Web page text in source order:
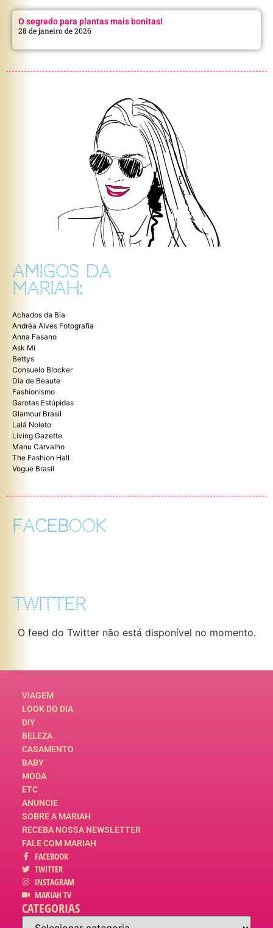
O segredo para plantas mais bonitas!
28 de janeiro de 2026
AMIGOS DA
MARIAH:
Achados da Bia
Andréa Alves Fotografia
Anna Fasano
Ask Mi
Bettys
Consuelo Blocker
Dia de Beaute
Fashionismo
Garotas Estúpidas
Glamour Brasil
Lalá Noleto
Living Gazette
Manu Carvalho
The Fashion Hall
Vogue Brasil
FACEBOOK
TWITTER
O feed do Twitter não está disponível no momento.
VIAGEM
LOOK DO DIA
DIY
BELEZA
CASAMENTO
BABY
MODA
ETC
ANUNCIE
SOBRE A MARIAH
RECEBA NOSSA NEWSLETTER
FALE COM MARIAH
FACEBOOK
TWITTER
INSTAGRAM
MARIAH TV
CATEGORIAS